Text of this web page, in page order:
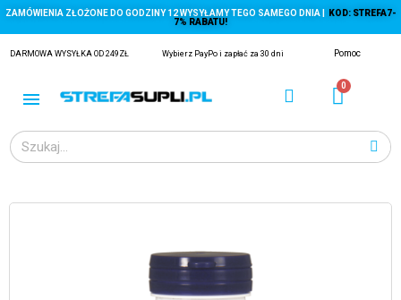
ZAMÓWIENIA ZŁOŻONE DO GODZINY 12 WYSYŁAMY TEGO SAMEGO DNIA |
KOD: STREFA7-
7% RABATU!
DARMOWA WYSYŁKA OD 249ZŁ Wybierz PayPo i zapłać za 30 dni Pomoc